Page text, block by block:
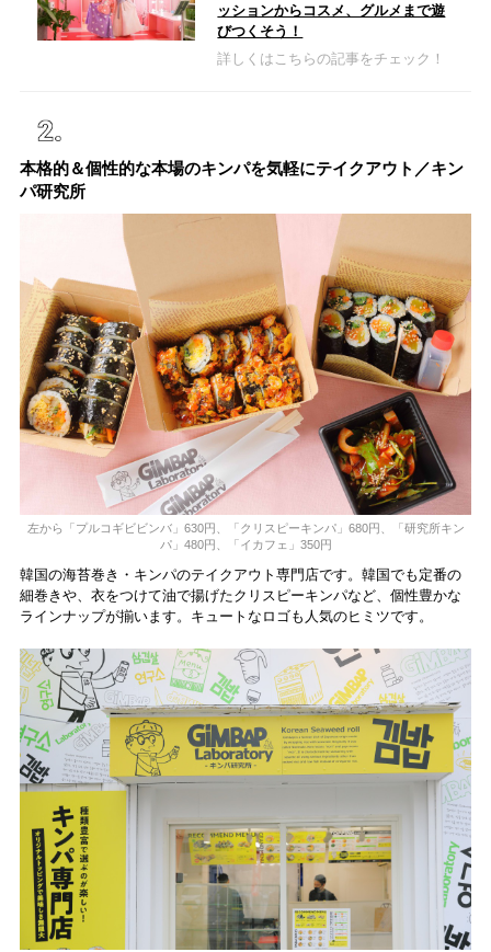
ッションからコスメ、グルメまで遊
びつくそう！
詳しくはこちらの記事をチェック！
本格的＆個性的な本場のキンパを気軽にテイクアウト／キン
パ研究所
左から「プルコギビビンバ」630円、「クリスピーキンパ」680円、「研究所キン
パ」480円、「イカフェ」350円
韓国の海苔巻き・キンパのテイクアウト専門店です。韓国でも定番の
細巻きや、衣をつけて油で揚げたクリスピーキンパなど、個性豊かな
ラインナップが揃います。キュートなロゴも人気のヒミツです。